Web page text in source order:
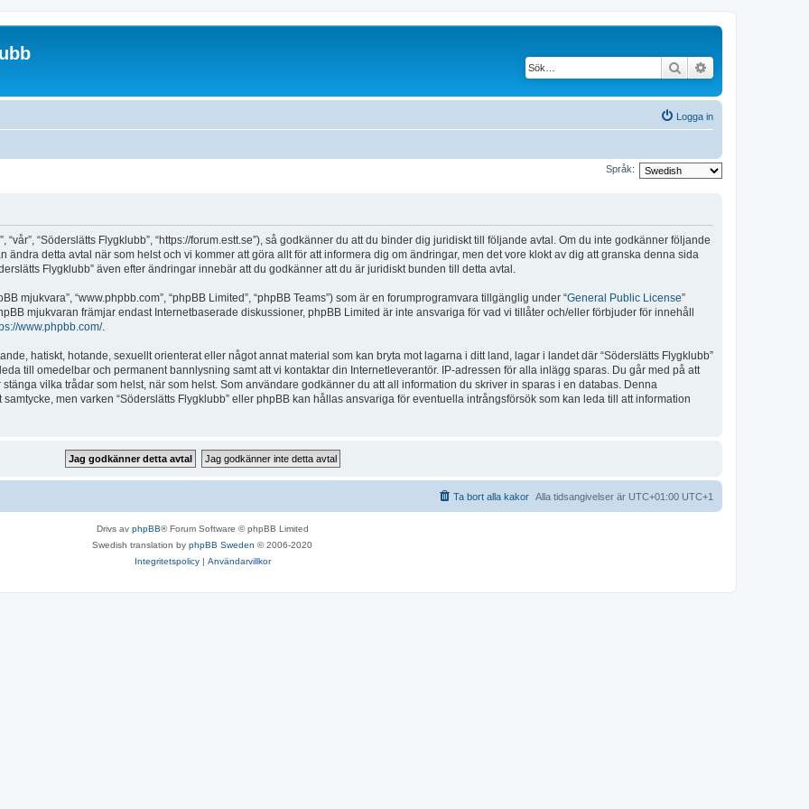
Sök
Logga in
Språk:
“vår”, “Söderslätts Flygklubb”, “https://forum.estt.se”), så godkänner du att du binder dig juridiskt till följande avtal. Om du inte godkänner följande
ändra detta avtal när som helst och vi kommer att göra allt för att informera dig om ändringar, men det vore klokt av dig att granska denna sida
Flygklubb” även efter ändringar innebär att du godkänner att du är juridiskt bunden till detta avtal.
mjukvara”, “www.phpbb.com”, “phpBB Limited”, “phpBB Teams”) som är en forumprogramvara tillgänglig under “General Public License”
mjukvaran främjar endast Internetbaserade diskussioner, phpBB Limited är inte ansvariga för vad vi tillåter och/eller förbjuder för innehåll
www.phpbb.com/.
hatiskt, hotande, sexuellt orienterat eller något annat material som kan bryta mot lagarna i ditt land, lagar i landet där “Söderslätts Flygklubb”
till omedelbar och permanent bannlysning samt att vi kontaktar din Internetleverantör. IP-adressen för alla inlägg sparas. Du går med på att
vilka trådar som helst, när som helst. Som användare godkänner du att all information du skriver in sparas i en databas. Denna
men varken “Söderslätts Flygklubb” eller phpBB kan hållas ansvariga för eventuella intrångsförsök som kan leda till att information
Alla tidsangivelser är UTC+01:00 UTC+1
Ta bort alla kakor
Drivs av phpBB® Forum Software © phpBB Limited
Swedish translation by phpBB Sweden © 2006-2020
Integritetspolicy| Användarvillkor